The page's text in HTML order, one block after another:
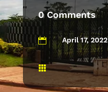
0 Comments
 April 17, 2022
